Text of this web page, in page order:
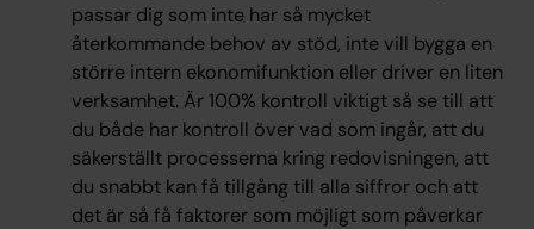
passar dig som inte har så mycket
återkommande behov av stöd, inte vill bygga en
större intern ekonomifunktion eller driver en liten
verksamhet. Är 100% kontroll viktigt så se till att
du både har kontroll över vad som ingår, att du
säkerställt processerna kring redovisningen, att
du snabbt kan få tillgång till alla siffror och att
det är så få faktorer som möjligt som påverkar